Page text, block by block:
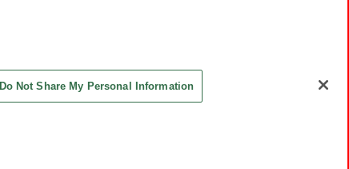
Do Not Share My Personal Information